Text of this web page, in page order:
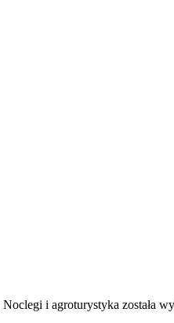
Noclegi i agroturystyka została